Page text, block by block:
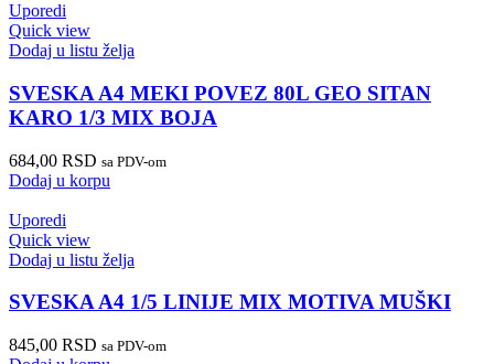
Uporedi
Quick view
Dodaj u listu želja
SVESKA A4 MEKI POVEZ 80L GEO SITAN
KARO 1/3 MIX BOJA
684,00 RSD sa PDV-om
Dodaj u korpu
Uporedi
Quick view
Dodaj u listu želja
SVESKA A4 1/5 LINIJE MIX MOTIVA MUŠKI
845,00 RSD sa PDV-om